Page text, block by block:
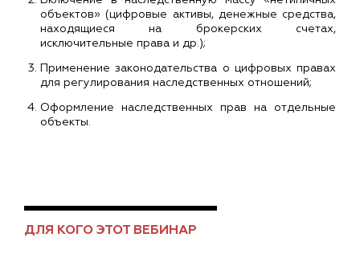
объектов» (цифровые активы, денежные средства,
находящиеся на брокерских счетах,
исключительные права и др.);
Применение законодательства о цифровых правах
для регулирования наследственных отношений;
Оформление наследственных прав на отдельные
объекты.
ДЛЯ КОГО ЭТОТ ВЕБИНАР